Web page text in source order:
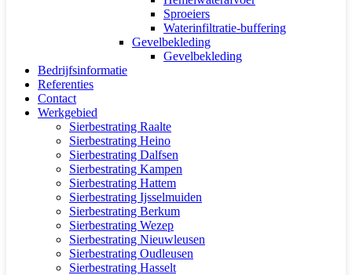
Sproeiers
Waterinfiltratie-buffering
Gevelbekleding
Gevelbekleding
Bedrijfsinformatie
Referenties
Contact
Werkgebied
Sierbestrating Raalte
Sierbestrating Heino
Sierbestrating Dalfsen
Sierbestrating Kampen
Sierbestrating Hattem
Sierbestrating Ijsselmuiden
Sierbestrating Berkum
Sierbestrating Wezep
Sierbestrating Nieuwleusen
Sierbestrating Oudleusen
Sierbestrating Hasselt